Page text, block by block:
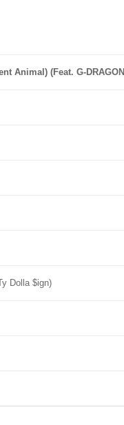
Animal) (Feat. G-
Dolla $ign)